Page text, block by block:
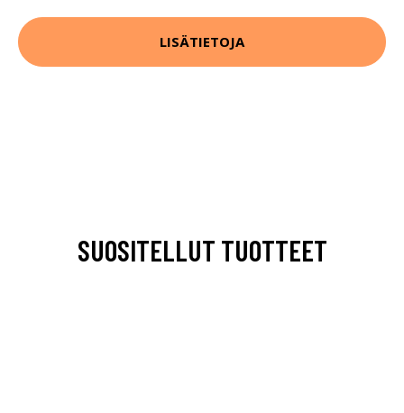
LISÄTIETOJA
SUOSITELLUT TUOTTEET